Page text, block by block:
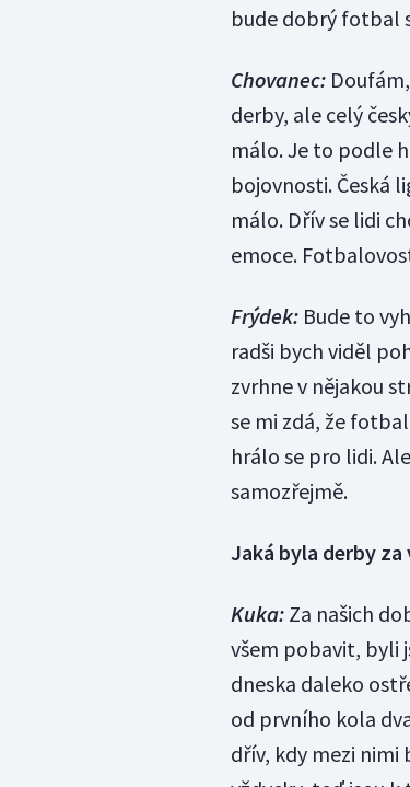
bude dobrý fotbal
Chovanec:
derby, ale celý
málo. Je to podle
bojovnosti. Česká
málo. Dřív se lidi
emoce.
Frýdek:Bude to
radši bych viděl
zvrhne v nějakou
se mi zdá, že
hrálo se pro lidi.
samozřejmě.
Jaká byla derby za
Kuka:Za našich
všem pobavit, byli
dneska daleko
od prvního kola
dřív, kdy mezi nimi